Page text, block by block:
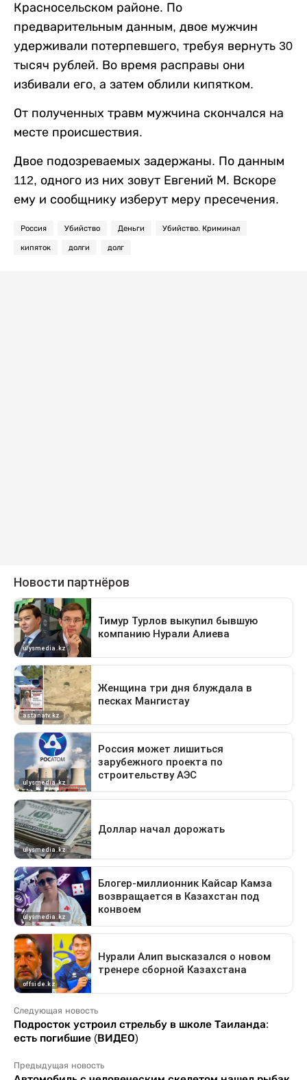
Красносельском районе. По
предварительным данным, двое мужчин
удерживали потерпевшего, требуя вернуть 30
тысяч рублей. Во время расправы они
избивали его, а затем облили кипятком.
От полученных травм мужчина скончался на
месте происшествия.
Двое подозреваемых задержаны. По данным
112, одного из них зовут Евгений М. Вскоре
ему и сообщнику изберут меру пресечения.
Россия Убийство Деньги Убийство. Криминал
кипяток долги долг
Следующая новость
Подросток устроил стрельбу в школе Таиланда:
есть погибшие (ВИДЕО)
Предыдущая новость